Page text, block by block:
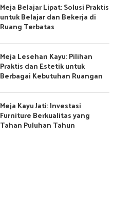
Meja Belajar Lipat: Solusi Praktis
untuk Belajar dan Bekerja di
Ruang Terbatas
Meja Lesehan Kayu: Pilihan
Praktis dan Estetik untuk
Berbagai Kebutuhan Ruangan
Meja Kayu Jati: Investasi
Furniture Berkualitas yang
Tahan Puluhan Tahun